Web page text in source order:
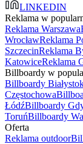
LINKEDIN
Reklama w
Reklama Warszawa
WrocławReklama
SzczecinReklama
KatowiceReklama
Billboardy w
Billboardy
Częstochowa
ŁódźBillboardy
ToruńBillboardy
Oferta
Reklama outdoor